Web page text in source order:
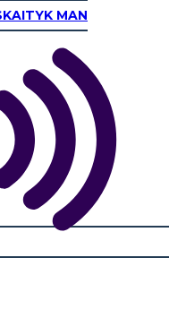
MAN